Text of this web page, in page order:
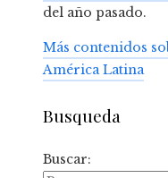
del año pasado.
Más contenidos
América Latina
Busqueda
Buscar: